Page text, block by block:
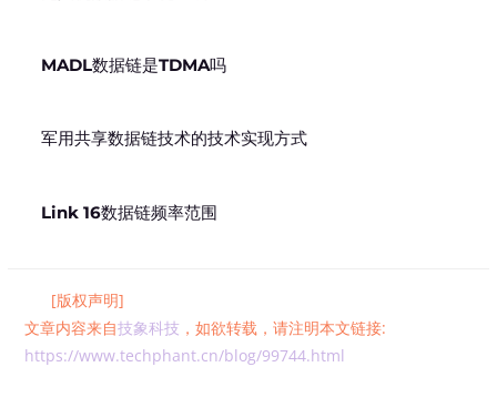
MADL数据链是TDMA吗
军用共享数据链技术的技术实现方式
Link 16数据链频率范围
[版权声明]
文章内容来自技象科技 ，如欲转载，请注明本文链接:
https://www.techphant.cn/blog/99744.html